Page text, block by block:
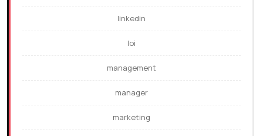
linkedin
loi
management
manager
marketing